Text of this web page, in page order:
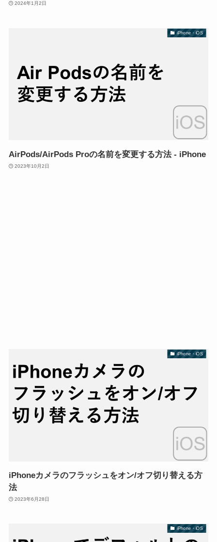
2024年1月2日
iPhone・iOS
AirPods/AirPods Proの名前を変更する方法 - iPhone
2023年10月2日
iPhone・iOS
iPhoneカメラのフラッシュをオン/オフ切り替える方
法
2023年6月28日
iPhone・iOS